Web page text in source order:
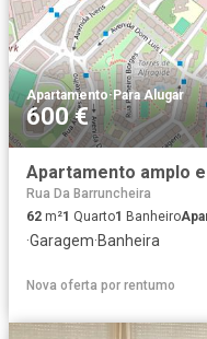
Apartamento·Para Alugar
600 €
Apartamento amplo
Rua Da Barruncheira
62 m²1 Quarto1 Banheiro
·Garagem·Banheira
Nova oferta por rentumo